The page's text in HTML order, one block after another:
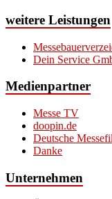
weitere Leistungen
Dein Service
Medienpartner
Messe TV
doopin.de
Deutsche
Danke
Unternehmen